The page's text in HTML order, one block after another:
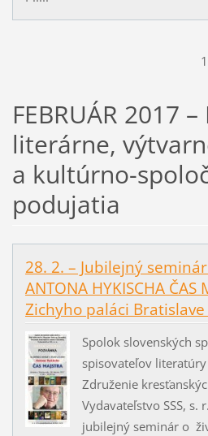
1
FEBRUÁR 2017
literárne,
a kultúrno-
podujatia
28. 2. – Jubilejný
ANTONA HYKISCHA ČAS
Zichyho paláci Bratislave
Spolok slovenských
spisovateľov
Združenie
Vydavateľstvo SSS, s.
jubilejný seminár o